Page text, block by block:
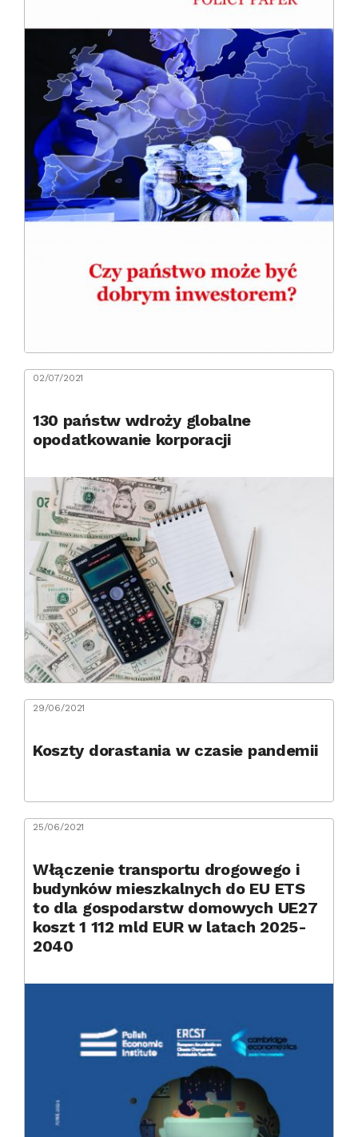
02/07/2021
130 państw wdroży globalne
opodatkowanie korporacji
29/06/2021
Koszty dorastania w czasie pandemii
25/06/2021
Włączenie transportu drogowego i
budynków mieszkalnych do EU ETS
to dla gospodarstw domowych UE27
koszt 1 112 mld EUR w latach 2025-
2040